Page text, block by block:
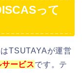
って
TSUTAYAが運営
ービスです。テ